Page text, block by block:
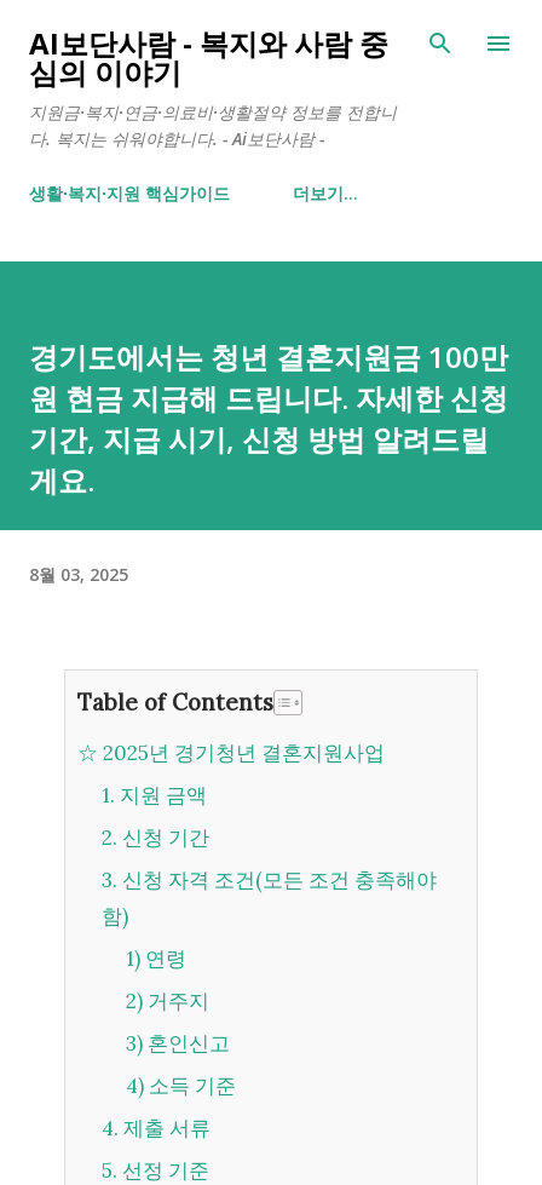
기본 콘텐츠로 건너뛰기
AI보단사람 - 복지와 사람 중
심의 이야기
지원금·복지·연금·의료비·생활절약 정보를 전합니
다. 복지는 쉬워야합니다. - Ai보단사람 -
생활∙복지∙지원 핵심가이드 더보기…
경기도에서는 청년 결혼지원금 100만
원 현금 지급해 드립니다. 자세한 신청
기간, 지급 시기, 신청 방법 알려드릴
게요.
8월 03, 2025
Table of Contents
☆ 2025년 경기청년 결혼지원사업
1. 지원 금액
2. 신청 기간
3. 신청 자격 조건(모든 조건 충족해야
함)
1) 연령
2) 거주지
3) 혼인신고
4) 소득 기준
4. 제출 서류
5. 선정 기준